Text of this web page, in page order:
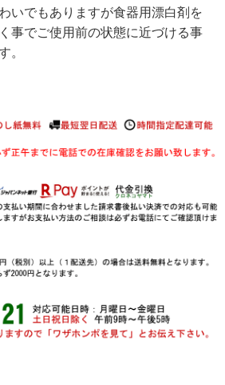
いでもありますが食器用漂白剤を
事でご使用前の状態に近づける事
。